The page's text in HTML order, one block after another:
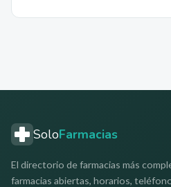
SoloFarmacias
El directorio de farmacias más
farmacias abiertas, horarios,